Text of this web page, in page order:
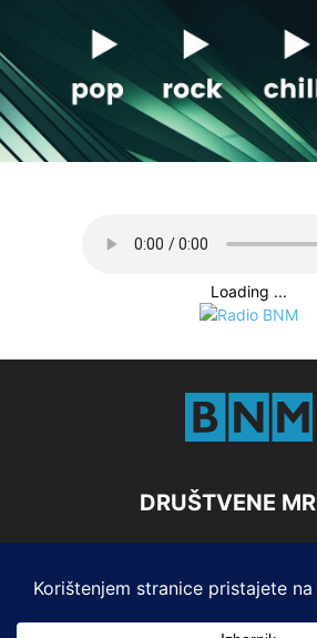
Loading ...
DRUŠTVENE